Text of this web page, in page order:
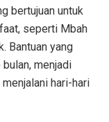
bertujuan untuk
seperti Mbah
Bantuan yang
menjadi
hari-hari